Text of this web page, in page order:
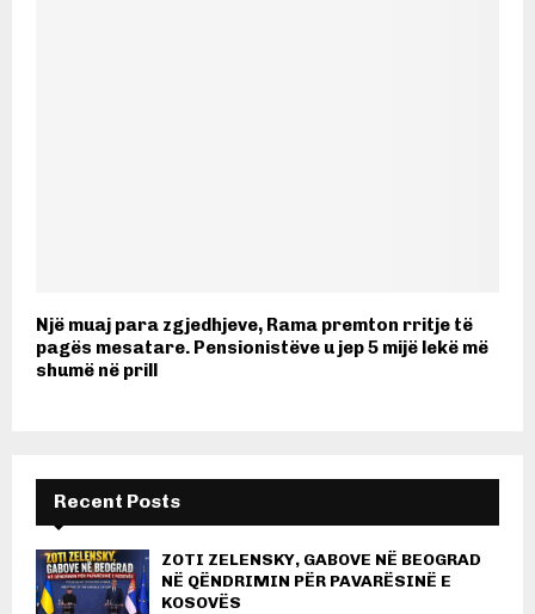
Një muaj para zgjedhjeve, Rama premton rritje të
pagës mesatare. Pensionistëve u jep 5 mijë lekë më
shumë në prill
Recent Posts
ZOTI ZELENSKY, GABOVE NË BEOGRAD
NË QËNDRIMIN PËR PAVARËSINË E
KOSOVËS